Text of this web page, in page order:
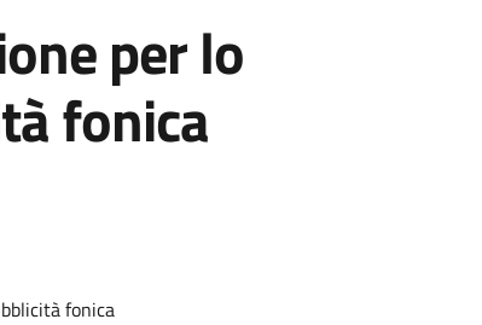
per lo
fonica
fonica